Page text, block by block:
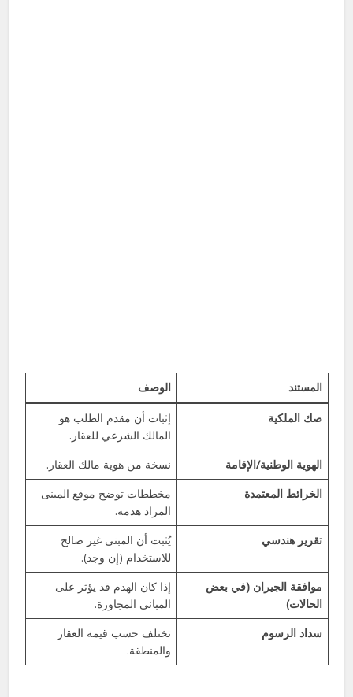
المستند الوصف
صك الملكية
إثبات أن مقدم الطلب هو
المالك الشرعي للعقار.
الهوية الوطنية/الإقامة
نسخة من هوية مالك العقار.
الخرائط المعتمدة
مخططات توضح موقع المبنى
المراد هدمه.
تقرير هندسي
يُثبت أن المبنى غير صالح
للاستخدام (إن وجد).
موافقة الجيران (في بعض
الحالات)
إذا كان الهدم قد يؤثر على
المباني المجاورة.
سداد الرسوم
تختلف حسب قيمة العقار
والمنطقة.